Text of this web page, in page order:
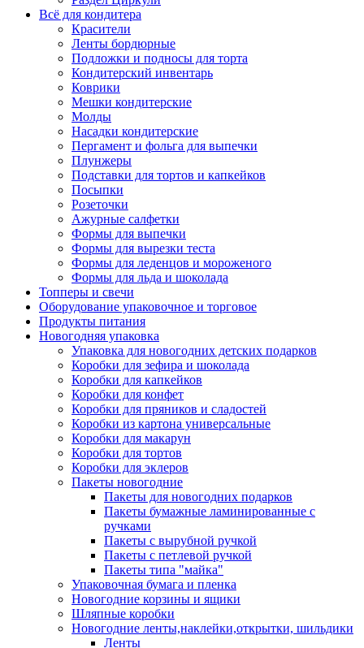
Всё для кондитера
Красители
Ленты бордюрные
Подложки и подносы для торта
Кондитерский инвентарь
Коврики
Мешки кондитерские
Молды
Насадки кондитерские
Пергамент и фольга для выпечки
Плунжеры
Подставки для тортов и капкейков
Посыпки
Розеточки
Ажурные салфетки
Формы для выпечки
Формы для вырезки теста
Формы для леденцов и мороженого
Формы для льда и шоколада
Топперы и свечи
Оборудование упаковочное и торговое
Продукты питания
Новогодняя упаковка
Упаковка для новогодних детских подарков
Коробки для зефира и шоколада
Коробки для капкейков
Коробки для конфет
Коробки для пряников и сладостей
Коробки из картона универсальные
Коробки для макарун
Коробки для тортов
Коробки для эклеров
Пакеты новогодние
Пакеты для новогодних подарков
Пакеты бумажные ламинированные с
ручками
Пакеты с вырубной ручкой
Пакеты с петлевой ручкой
Пакеты типа "майка"
Упаковочная бумага и пленка
Новогодние корзины и ящики
Шляпные коробки
Новогодние ленты,наклейки,открытки, шильдики
Ленты